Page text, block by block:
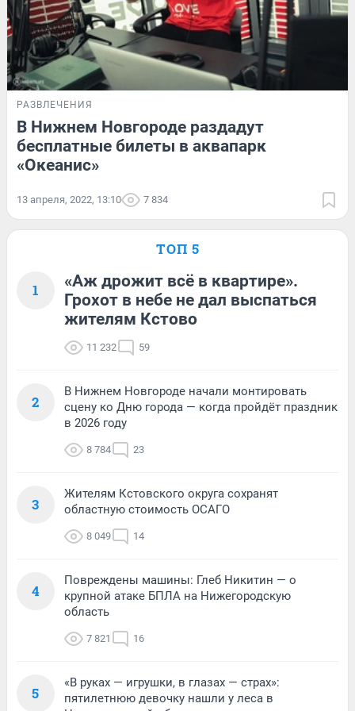
РАЗВЛЕЧЕНИЯ
В Нижнем Новгороде раздадут
бесплатные билеты в аквапарк
«Океанис»
13 апреля, 2022, 13:10 7 834
ТОП 5
1
«Аж дрожит всё в квартире».
Грохот в небе не дал выспаться
жителям Кстово
11 232 59
2
В Нижнем Новгороде начали монтировать
сцену ко Дню города — когда пройдёт праздник
в 2026 году
8 784 23
3
Жителям Кстовского округа сохранят
областную стоимость ОСАГО
8 049 14
4
Повреждены машины: Глеб Никитин — о
крупной атаке БПЛА на Нижегородскую
область
7 821 16
5
«В руках — игрушки, в глазах — страх»:
пятилетнюю девочку нашли у леса в